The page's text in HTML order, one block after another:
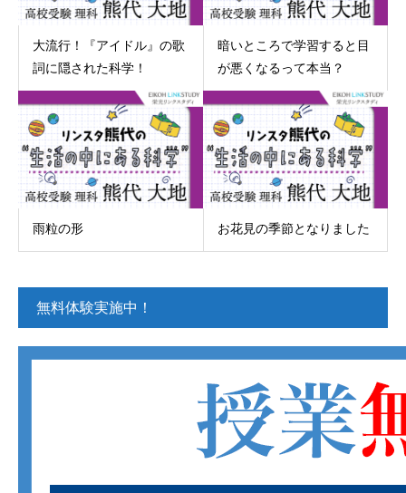
大流行！『アイドル』の歌
詞に隠された科学！
暗いところで学習すると目
が悪くなるって本当？
雨粒の形 お花見の季節となりました
無料体験実施中！